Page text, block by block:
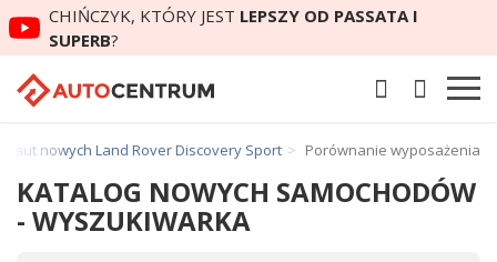
CHIŃCZYK, KTÓRY JEST LEPSZY OD PASSATA I
SUPERB?
aut nowych Land Rover Discovery Sport Porównanie wyposażenia
KATALOG NOWYCH SAMOCHODÓW
- WYSZUKIWARKA